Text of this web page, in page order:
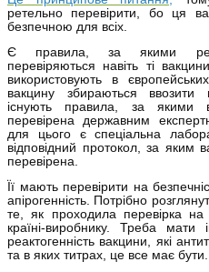
ретельно перевірити, бо ця
безпечною для всіх.
Є правила, за якими
перевіряються навіть ті
використовують в
вакцину збираються
існують правила, за якими
перевірена державним
для цього є спеціальна
відповідний протокол, за яким
перевірена.
Її мають перевірити на
апірогенність. Потрібно
те, як проходила перевірка
країні-виробнику. Треба мати
реактогенність вакцини, які
та в яких титрах, це все має бути.